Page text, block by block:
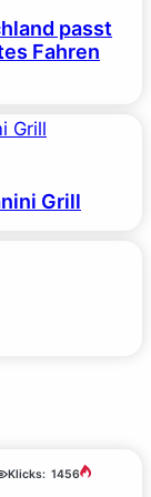
passt
Fahren
Grill
Klicks: 1456